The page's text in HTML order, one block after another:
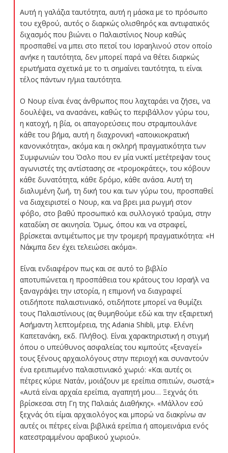
Αυτή η γαλάζια ταυτότητα, αυτή η μάσκα με το πρόσωπο
του εχθρού, αυτός ο διαρκώς ολισθηρός και αντιφατικός
διχασμός που βιώνει ο Παλαιστίνιος Νουρ καθώς
προσπαθεί να μπει στο πετσί του Ισραηλινού στον οποίο
ανήκε η ταυτότητα, δεν μπορεί παρά να θέτει διαρκώς
ερωτήματα σχετικά με το τι σημαίνει ταυτότητα, τι είναι
τέλος πάντων η/μια ταυτότητα.
Ο Νουρ είναι ένας άνθρωπος που λαχταράει να ζήσει, να
δουλέψει, να ανασάνει, καθώς το περιβάλλον γύρω του,
η κατοχή, η βία, οι απαγορεύσεις που στραμπουλάνε
κάθε του βήμα, αυτή η διαχρονική «αποικιοκρατική
κανονικότητα», ακόμα και η σκληρή πραγματικότητα των
Συμφωνιών του Όσλο που εν μία νυκτί μετέτρεψαν τους
αγωνιστές της αντίστασης σε «τρομοκράτες», του κόβουν
κάθε δυνατότητα, κάθε δρόμο, κάθε ανάσα. Αυτή τη
διαλυμένη ζωή, τη δική του και των γύρω του, προσπαθεί
να διαχειριστεί ο Νουρ, και να βρει μια ρωγμή στον
φόβο, στο βαθύ προσωπικό και συλλογικό τραύμα, στην
καταδίκη σε ακινησία. Όμως, όπου και να στραφεί,
βρίσκεται αντιμέτωπος με την τρομερή πραγματικότητα: «Η
Νάκμπα δεν έχει τελειώσει ακόμα».
Είναι ενδιαφέρον πως και σε αυτό το βιβλίο
αποτυπώνεται η προσπάθεια του κράτους του Ισραήλ να
ξαναγράψει την ιστορία, η επιμονή να διαγραφεί
οτιδήποτε παλαιστινιακό, οτιδήποτε μπορεί να θυμίζει
τους Παλαιστίνιους (ας θυμηθούμε εδώ και την εξαιρετική
Ασήμαντη λεπτομέρεια, της Adania Shibli, μτφ. Ελένη
Καπετανάκη, εκδ. Πλήθος). Είναι χαρακτηριστική η στιγμή
όπου ο υπεύθυνος ασφαλείας του κιμπούτς «ξεναγεί»
τους ξένους αρχαιολόγους στην περιοχή και συναντούν
ένα ερειπωμένο παλαιστινιακό χωριό: «Και αυτές οι
πέτρες κύριε Νατάν, μοιάζουν με ερείπια σπιτιών, σωστά;»
«Αυτά είναι αρχαία ερείπια, αγαπητή μου… Ξεχνάς ότι
βρίσκεσαι στη Γη της Παλαιάς Διαθήκης». «Μάλλον εσύ
ξεχνάς ότι είμαι αρχαιολόγος και μπορώ να διακρίνω αν
αυτές οι πέτρες είναι βιβλικά ερείπια ή απομεινάρια ενός
κατεστραμμένου αραβικού χωριού».